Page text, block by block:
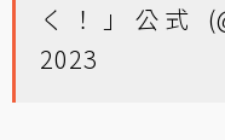
く！」公式
2023